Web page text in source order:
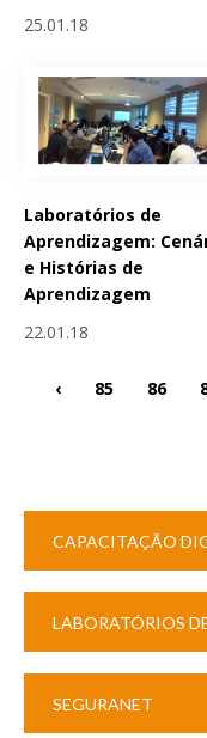
25.01.18
Laboratórios de
Aprendizagem:
e Histórias de
Aprendizagem
22.01.18
‹ 85 86
CAPACITAÇÃO
LABORATÓRIOS
SEGURANET